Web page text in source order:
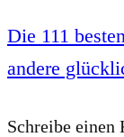
Die 111
andere
Schreibe einen